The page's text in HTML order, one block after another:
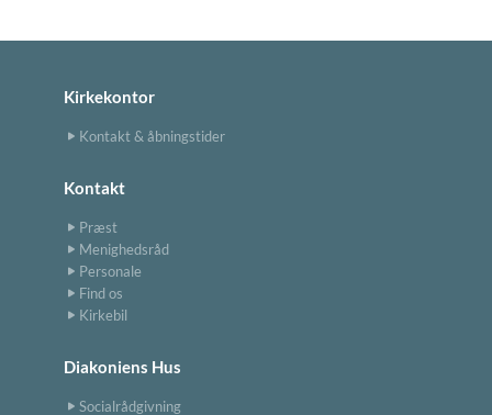
Kirkekontor
Kontakt & åbningstider
Kontakt
Præst
Menighedsråd
Personale
Find os
Kirkebil
Diakoniens Hus
Socialrådgivning